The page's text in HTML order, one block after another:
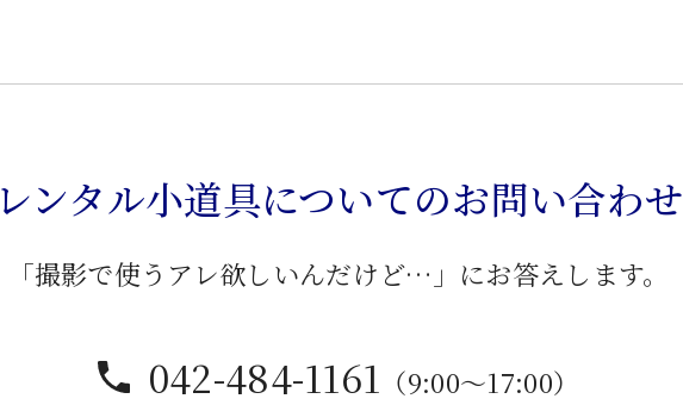
個
レンタル小道具についてのお問い合わせ
「撮影で使うアレ欲しいんだけど…」にお答えします。
042-484-1161 （9:00〜17:00）